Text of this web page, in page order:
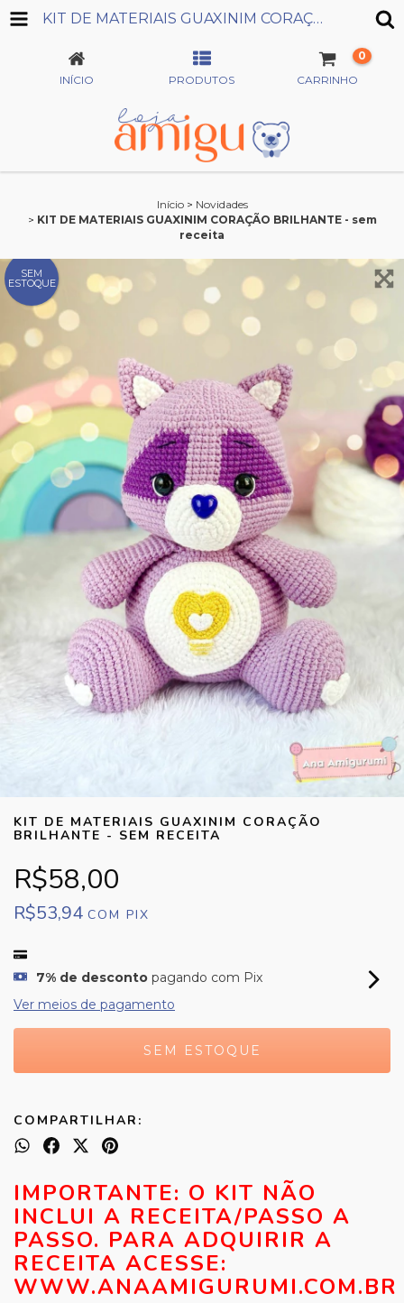
KIT DE MATERIAIS GUAXINIM CORAÇÃO BRILHANTE - SEM RECEITA
INÍCIO PRODUTOS CARRINHO
0
Início > Novidades
> KIT DE MATERIAIS GUAXINIM CORAÇÃO BRILHANTE - sem
receita
SEM
ESTOQUE
KIT DE MATERIAIS GUAXINIM CORAÇÃO
BRILHANTE - SEM RECEITA
R$58,00
R$53,94 COM PIX
7% de desconto pagando com Pix
Ver meios de pagamento
COMPARTILHAR:
IMPORTANTE: O KIT NÃO
INCLUI A RECEITA/PASSO A
PASSO. PARA ADQUIRIR A
RECEITA ACESSE:
WWW.ANAAMIGURUMI.COM.BR